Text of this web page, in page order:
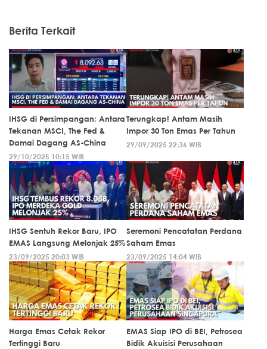
Berita Terkait
IHSG di Persimpangan: Antara
Tekanan MSCI, The Fed &
Damai Dagang AS-China
29/10/2025 10:15 WIB
Terungkap! Antam Masih
Impor 30 Ton Emas Per Tahun
29/09/2025 22:36 WIB
IHSG Sentuh Rekor Baru, IPO
EMAS Langsung Melonjak 25%
23/09/2025 20:03 WIB
Seremoni Pencatatan Perdana
Saham Emas
23/09/2025 14:04 WIB
Harga Emas Cetak Rekor
Tertinggi Baru
EMAS Siap IPO di BEI, Petrosea
Bidik Akuisisi Perusahaan